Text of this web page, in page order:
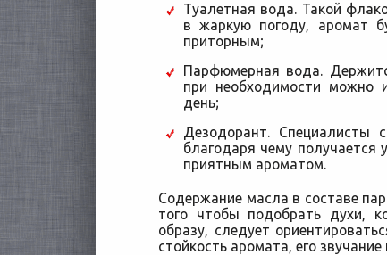
Туалетная вода. Такой
в жаркую погоду, аромат
приторным;
Парфюмерная вода.
при необходимости можно
день;
Дезодорант. Специалисты
благодаря чему получается
приятным ароматом.
Содержание масла в составе
того чтобы подобрать духи,
образу, следует
стойкость аромата, его звучание